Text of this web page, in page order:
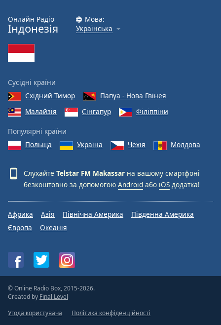
Онлайн Радіо
Індонезія
Мова:
Українська
Сусідні країни
Східний Тимор
Папуа - Нова Гвінея
Малайзія
Сінгапур Філіппіни
Популярні країни
Польща
Україна Чехія Молдова
Слухайте Telstar FM Makassar на вашому смартфоні
безкоштовно за допомогою Android або iOS додатка!
Африка Азія Північна Америка
Південна Америка
Європа
Океанія
© Online Radio Box, 2015-2026.
Created by Final Level
Угода користувача
Політика конфіденційності